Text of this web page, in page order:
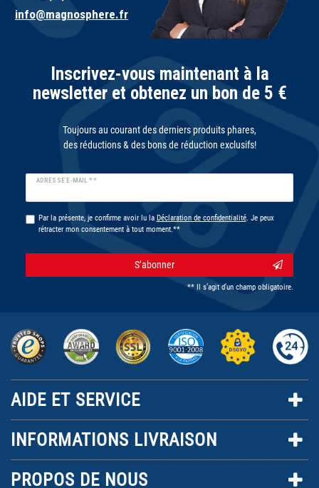
info@magnosphere.fr
Inscrivez-vous maintenant à la
newsletter et obtenez un bon de 5 €
Toujours au courant des derniers produits phares,
des réductions & des bons de réduction exclusifs!
ADRESSE E-MAIL **
Ceres::Template.newsletterHoneypotLabel
Par la présente, je confirme avoir lu la Déclaration de confidentialité. Je peux
rétracter mon consentement à tout moment.**
S’abonner
** Il s’agit d’un champ obligatoire.
AIDE ET SERVICE
INFORMATIONS LIVRAISON
PROPOS DE NOUS